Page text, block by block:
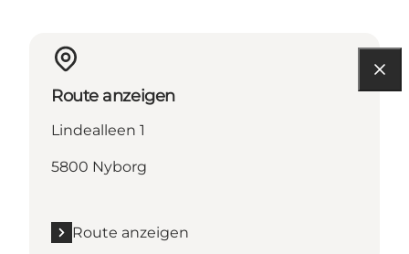
Route anzeigen
Lindealleen 1
5800 Nyborg
Route anzeigen